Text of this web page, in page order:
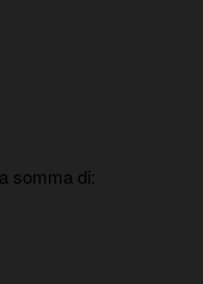
somma di: